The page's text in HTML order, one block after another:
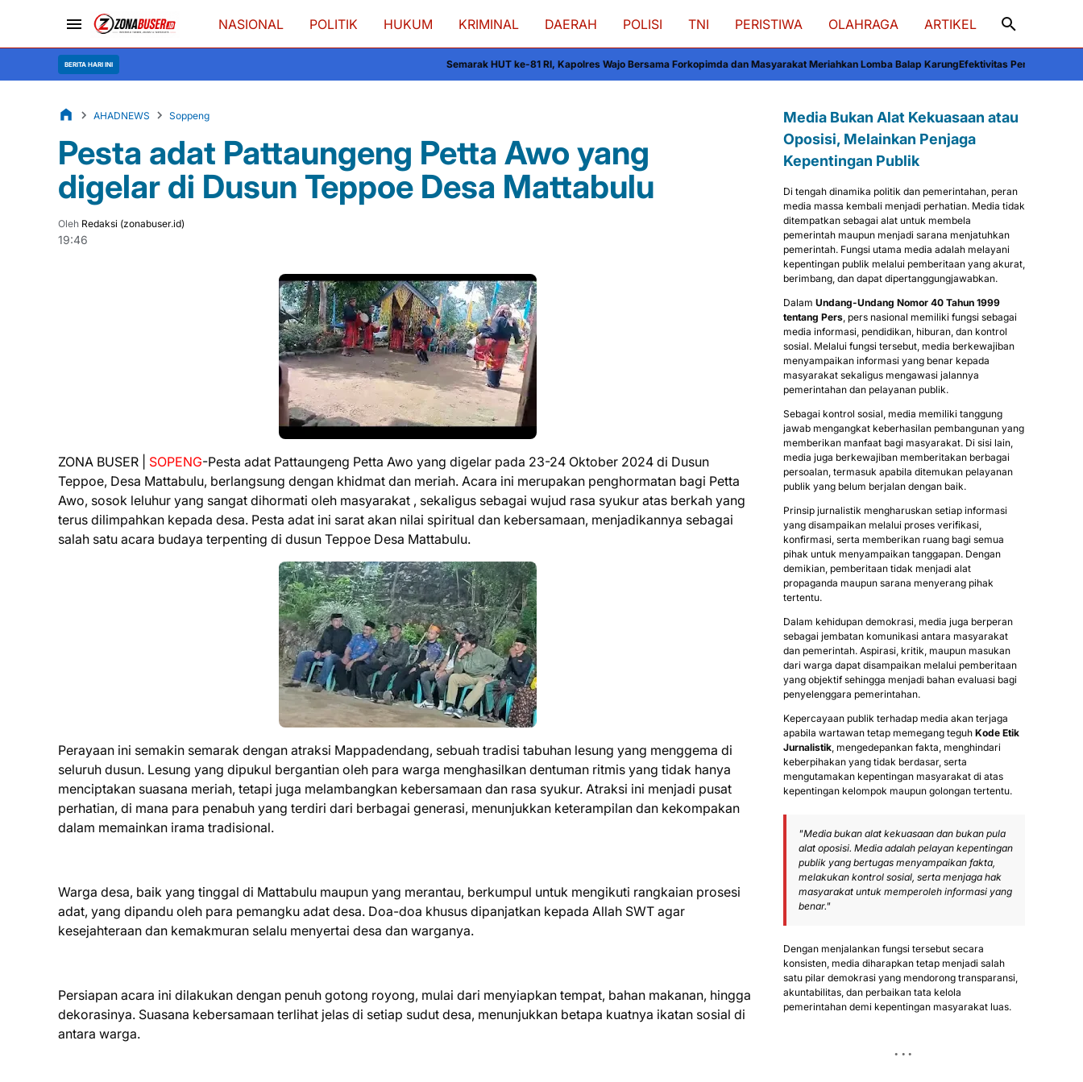
NASIONAL POLITIK HUKUM KRIMINAL DAERAH POLISI TNI PERISTIWA OLAHRAGA ARTIKEL
BERITA HARI INI Semarak HUT ke-81 RI, Kapolres Wajo Bersama Forkopimda dan Masyarakat Meriahkan Lomba Balap KarungEfektivitas Pengawasan Polsek Majauleng pada
AHADNEWS Soppeng
Pesta adat Pattaungeng Petta Awo yang
digelar di Dusun Teppoe Desa Mattabulu
Oleh Redaksi (zonabuser.id)
19:46
ZONA BUSER | SOPENG-Pesta adat Pattaungeng Petta Awo yang digelar pada 23-24 Oktober 2024 di Dusun
Teppoe, Desa Mattabulu, berlangsung dengan khidmat dan meriah. Acara ini merupakan penghormatan bagi Petta
Awo, sosok leluhur yang sangat dihormati oleh masyarakat , sekaligus sebagai wujud rasa syukur atas berkah yang
terus dilimpahkan kepada desa. Pesta adat ini sarat akan nilai spiritual dan kebersamaan, menjadikannya sebagai
salah satu acara budaya terpenting di dusun Teppoe Desa Mattabulu.
Perayaan ini semakin semarak dengan atraksi Mappadendang, sebuah tradisi tabuhan lesung yang menggema di
seluruh dusun. Lesung yang dipukul bergantian oleh para warga menghasilkan dentuman ritmis yang tidak hanya
menciptakan suasana meriah, tetapi juga melambangkan kebersamaan dan rasa syukur. Atraksi ini menjadi pusat
perhatian, di mana para penabuh yang terdiri dari berbagai generasi, menunjukkan keterampilan dan kekompakan
dalam memainkan irama tradisional.
Warga desa, baik yang tinggal di Mattabulu maupun yang merantau, berkumpul untuk mengikuti rangkaian prosesi
adat, yang dipandu oleh para pemangku adat desa. Doa-doa khusus dipanjatkan kepada Allah SWT agar
kesejahteraan dan kemakmuran selalu menyertai desa dan warganya.
Persiapan acara ini dilakukan dengan penuh gotong royong, mulai dari menyiapkan tempat, bahan makanan, hingga
dekorasinya. Suasana kebersamaan terlihat jelas di setiap sudut desa, menunjukkan betapa kuatnya ikatan sosial di
antara warga.
Media Bukan Alat Kekuasaan atau
Oposisi, Melainkan Penjaga
Kepentingan Publik
Di tengah dinamika politik dan pemerintahan, peran
media massa kembali menjadi perhatian. Media tidak
ditempatkan sebagai alat untuk membela
pemerintah maupun menjadi sarana menjatuhkan
pemerintah. Fungsi utama media adalah melayani
kepentingan publik melalui pemberitaan yang akurat,
berimbang, dan dapat dipertanggungjawabkan.
Dalam Undang-Undang Nomor 40 Tahun 1999
tentang Pers, pers nasional memiliki fungsi sebagai
media informasi, pendidikan, hiburan, dan kontrol
sosial. Melalui fungsi tersebut, media berkewajiban
menyampaikan informasi yang benar kepada
masyarakat sekaligus mengawasi jalannya
pemerintahan dan pelayanan publik.
Sebagai kontrol sosial, media memiliki tanggung
jawab mengangkat keberhasilan pembangunan yang
memberikan manfaat bagi masyarakat. Di sisi lain,
media juga berkewajiban memberitakan berbagai
persoalan, termasuk apabila ditemukan pelayanan
publik yang belum berjalan dengan baik.
Prinsip jurnalistik mengharuskan setiap informasi
yang disampaikan melalui proses verifikasi,
konfirmasi, serta memberikan ruang bagi semua
pihak untuk menyampaikan tanggapan. Dengan
demikian, pemberitaan tidak menjadi alat
propaganda maupun sarana menyerang pihak
tertentu.
Dalam kehidupan demokrasi, media juga berperan
sebagai jembatan komunikasi antara masyarakat
dan pemerintah. Aspirasi, kritik, maupun masukan
dari warga dapat disampaikan melalui pemberitaan
yang objektif sehingga menjadi bahan evaluasi bagi
penyelenggara pemerintahan.
Kepercayaan publik terhadap media akan terjaga
apabila wartawan tetap memegang teguh Kode Etik
Jurnalistik, mengedepankan fakta, menghindari
keberpihakan yang tidak berdasar, serta
mengutamakan kepentingan masyarakat di atas
kepentingan kelompok maupun golongan tertentu.
"Media bukan alat kekuasaan dan bukan pula
alat oposisi. Media adalah pelayan kepentingan
publik yang bertugas menyampaikan fakta,
melakukan kontrol sosial, serta menjaga hak
masyarakat untuk memperoleh informasi yang
benar."
Dengan menjalankan fungsi tersebut secara
konsisten, media diharapkan tetap menjadi salah
satu pilar demokrasi yang mendorong transparansi,
akuntabilitas, dan perbaikan tata kelola
pemerintahan demi kepentingan masyarakat luas.